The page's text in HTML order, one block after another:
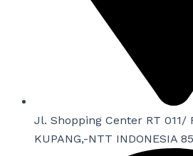
Jl. Shopping Center RT 011/
KUPANG,-NTT INDONESIA